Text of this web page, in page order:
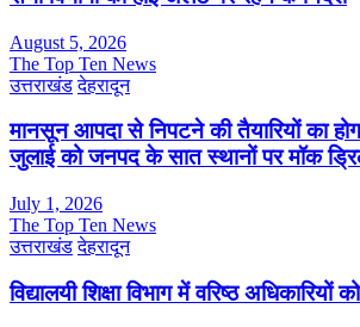
August 5, 2026
The Top Ten News
उत्तराखंड देहरादून
मानसून आपदा से निपटने की तैयारियों का
जुलाई को जनपद के सात स्थानों पर मॉक
July 1, 2026
The Top Ten News
उत्तराखंड देहरादून
विद्यालयी शिक्षा विभाग में वरिष्ठ अधिकारियों